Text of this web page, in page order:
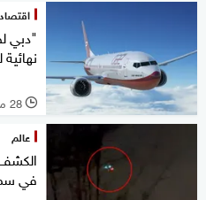
اقتصاد
"دبي
نهائية
l 28 مايو 2025
عالم
في